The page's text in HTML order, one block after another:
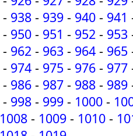
- 938 - 939 - 940 - 941
- 950 - 951 - 952 - 953
- 962 - 963 - 964 - 965
- 974 - 975 - 976 - 977
- 986 - 987 - 988 - 989
- 998 - 999 - 1000 -
1008 - 1009 - 1010 -